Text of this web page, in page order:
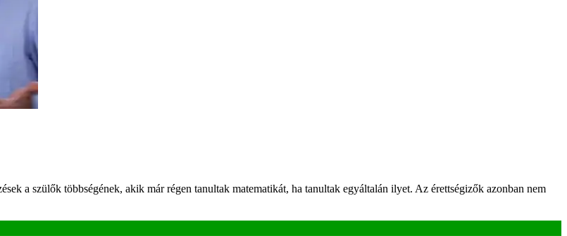
a szülők többségének, akik már régen tanultak matematikát, ha tanultak egyáltalán ilyet. Az érettségizők azonban nem